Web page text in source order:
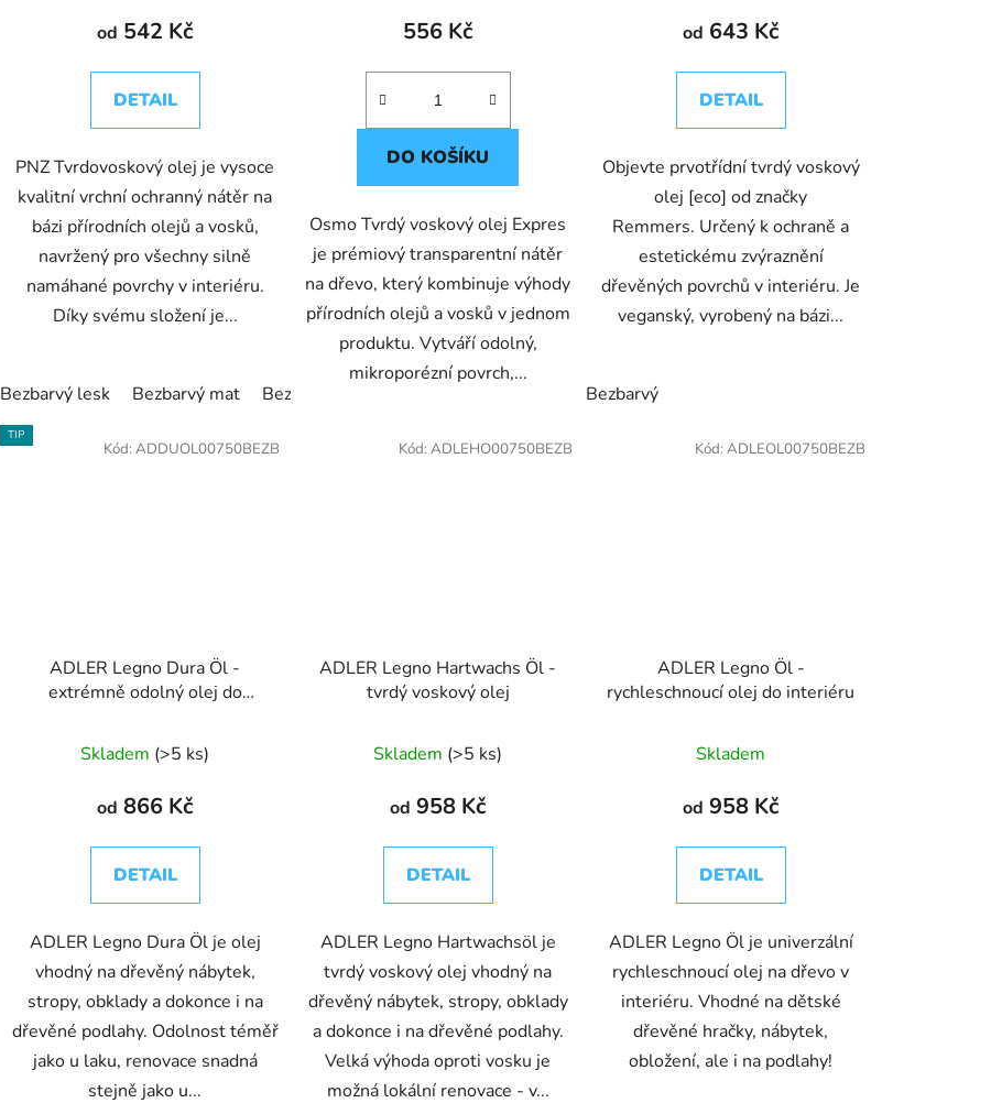
od 542 Kč
DETAIL
PNZ Tvrdovoskový olej je vysoce
kvalitní vrchní ochranný nátěr na
bázi přírodních olejů a vosků,
navržený pro všechny silně
namáhané povrchy v interiéru.
Díky svému složení je...
Bezbarvý lesk Bezbarvý mat Bezbarvý polomat Grafitový Jantar
556 Kč
DO KOŠÍKU
Osmo Tvrdý voskový olej Expres
je prémiový transparentní nátěr
na dřevo, který kombinuje výhody
přírodních olejů a vosků v jednom
produktu. Vytváří odolný,
mikroporézní povrch,...
od 643 Kč
DETAIL
Objevte prvotřídní tvrdý voskový
olej [eco] od značky
Remmers. Určený k ochraně a
estetickému zvýraznění
dřevěných povrchů v interiéru. Je
veganský, vyrobený na bázi...
Bezbarvý
TIP
ADLER Legno Dura Öl -
extrémně odolný olej do
Skladem (>5 ks)
od 866 Kč
DETAIL
ADLER Legno Dura Öl je olej
vhodný na dřevěný nábytek,
stropy, obklady a dokonce i na
dřevěné podlahy. Odolnost téměř
jako u laku, renovace snadná
stejně jako u...
Kód: ADDUOL00750BEZB
ADLER Legno Hartwachs Öl -
tvrdý voskový olej
Skladem (>5 ks)
od 958 Kč
DETAIL
ADLER Legno Hartwachsöl je
tvrdý voskový olej vhodný na
dřevěný nábytek, stropy, obklady
a dokonce i na dřevěné podlahy.
Velká výhoda oproti vosku je
možná lokální renovace - v...
Kód: ADLEHO00750BEZB
ADLER Legno Öl -
rychleschnoucí olej do interiéru
Skladem
od 958 Kč
DETAIL
ADLER Legno Öl je univerzální
rychleschnoucí olej na dřevo v
interiéru. Vhodné na dětské
dřevěné hračky, nábytek,
obložení, ale i na podlahy!
Kód: ADLEOL00750BEZB